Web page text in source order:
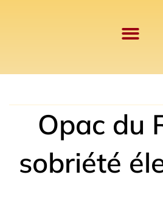
Opac du
sobriété